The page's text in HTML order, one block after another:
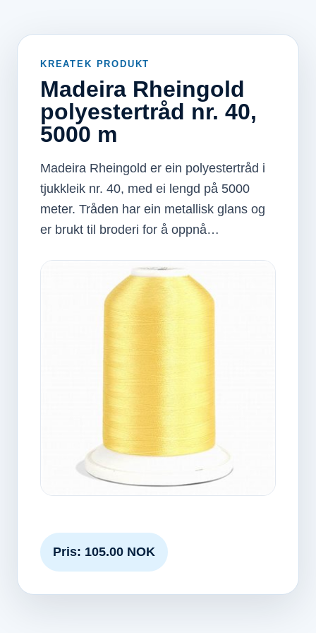
KREATEK PRODUKT
Madeira Rheingold
polyestertråd nr. 40,
5000 m
Madeira Rheingold er ein polyestertråd i
tjukkleik nr. 40, med ei lengd på 5000
meter. Tråden har ein metallisk glans og
er brukt til broderi for å oppnå…
Pris: 105.00 NOK